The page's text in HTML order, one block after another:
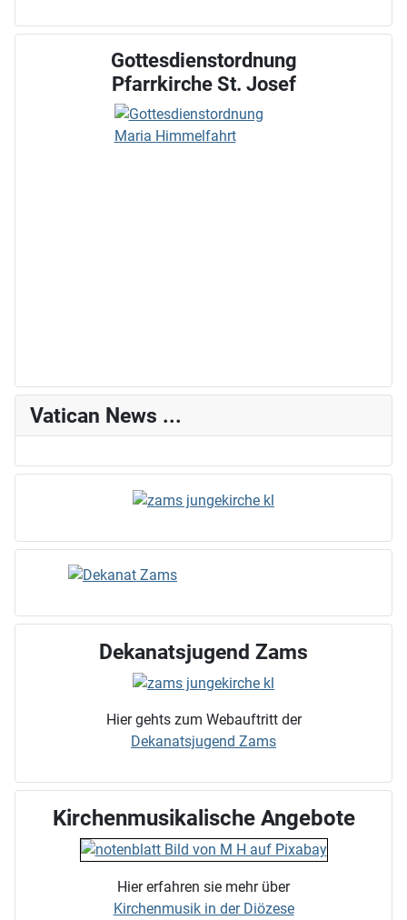
Gottesdienstordnung
Pfarrkirche St. Josef
Vatican News ...
Dekanatsjugend Zams
Hier gehts zum Webauftritt der
Dekanatsjugend Zams
Kirchenmusikalische Angebote
Hier erfahren sie mehr über
Kirchenmusik in der Diözese